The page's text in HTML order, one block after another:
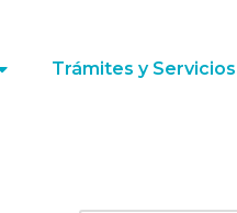
Trámites y Servicios